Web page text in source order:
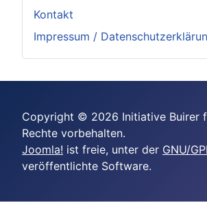
Kontakt
Impressum /
Copyright © 2026 Initiative Buirer
Rechte vorbehalten.
Joomla! ist freie, unter der GNU/
veröffentlichte Software.